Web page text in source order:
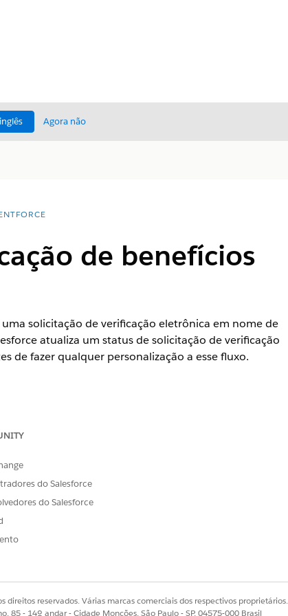
Agora não
de benefícios
solicitação de verificação eletrônica em nome de
atualiza um status de solicitação de verificação
de fazer qualquer personalização a esse fluxo.
Cloud
deve clonar e ativar para atualizar o status da solicitação
de Verificação de benefícios clonando e ativando o fluxo
Verificação de benefício de cuidados.
de espera por uma resposta da data da última
pode personalizar o tempo limite da solicitação com
do Salesforce
do Salesforce
direitos reservados. Várias marcas comerciais dos respectivos proprietários.
85 - 14º andar - Cidade Monções, São Paulo - SP, 04575-000 Brasil